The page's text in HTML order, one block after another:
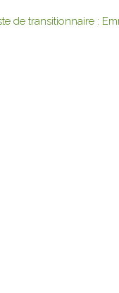
de transitionnaire :